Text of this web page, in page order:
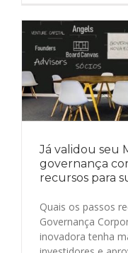
Já validou seu
governança
recursos para
Quais os passos
Governança
inovadora tenha